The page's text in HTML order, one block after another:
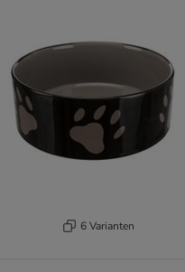
6 Varianten